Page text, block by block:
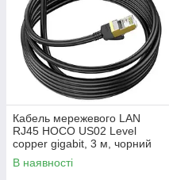
Кабель мережевого LAN
RJ45 HOCO US02 Level
copper gigabit, 3 м, чорний
В наявності